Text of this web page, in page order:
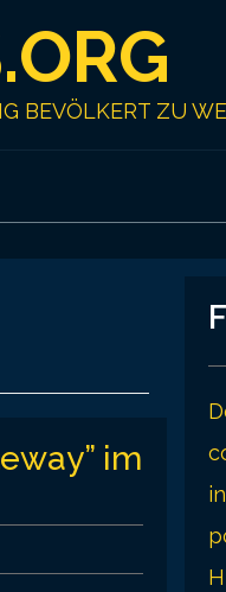
BEVÖLKERT ZU
im